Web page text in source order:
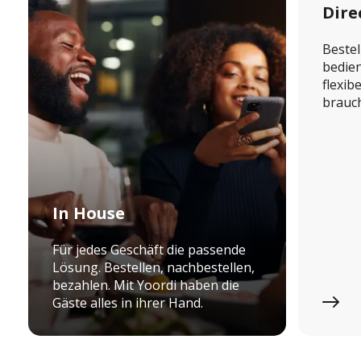
In House
Für jedes Geschäft die passende
Lösung. Bestellen, nachbestellen,
bezahlen. Mit Yoordi haben die
Gäste alles in ihrer Hand.